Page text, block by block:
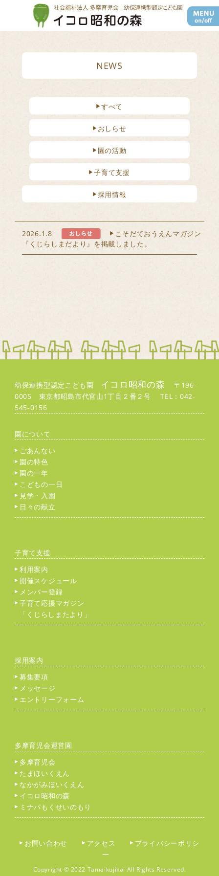
ナ
ビ
ゲ
ン
を
切
り
替
え
NEWS
すべて
おしらせ
園の活動
子育て支援
採用情報
2026.1.8
こそだておうえんマガジン
『くじらしまだより』を掲載しました。
幼保連携型認定こども園 イコロ昭和の森
〒196-
0005 東京都昭島市代官山1丁目２番２号 TEL：042-
545-0156
園について
ごあんない
園の特色
園の一年
こどもの一日
見学・入園
日々の献立
子育て支援
利用案内
開催スケジュール
メンバー登録
子育て応援マガジン
「くじらしまたより」
採用案内
募集要項
メッセージ
エントリーフォーム
多摩育児会運営園
多摩育児会
たまほいくえん
なかがみほいくえん
イコロ昭和の森
ミナパもくせいのもり
お問い合わせ アクセス
プライバシーポリシ
ー
Copyright © 2022 Tamaikujikai All Rights Reserved.